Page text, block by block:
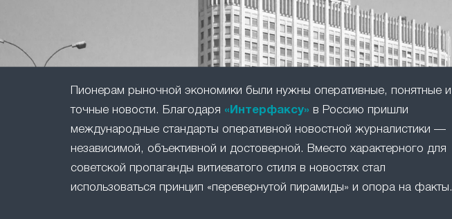
Пионерам рыночной экономики были нужны оперативные, понятные и
точные новости. Благодаря «Интерфаксу» в Россию пришли
международные стандарты оперативной новостной журналистики —
независимой, объективной и достоверной. Вместо характерного для
советской пропаганды витиеватого стиля в новостях стал
использоваться принцип «перевернутой пирамиды» и опора на факты.